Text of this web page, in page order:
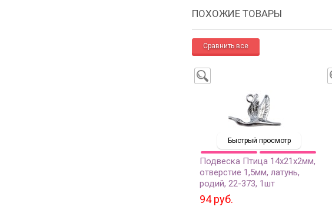
ПОХОЖИЕ ТОВАРЫ
Быстрый просмотр
Подвеска Птица 14х21х2мм,
отверстие 1,5мм, латунь,
родий, 22-373, 1шт
94 руб.